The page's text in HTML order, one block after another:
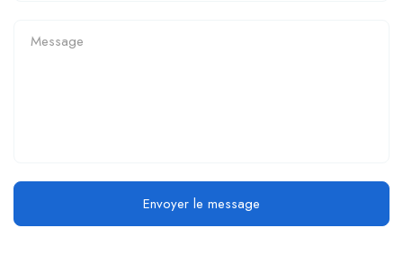
Envoyer le message